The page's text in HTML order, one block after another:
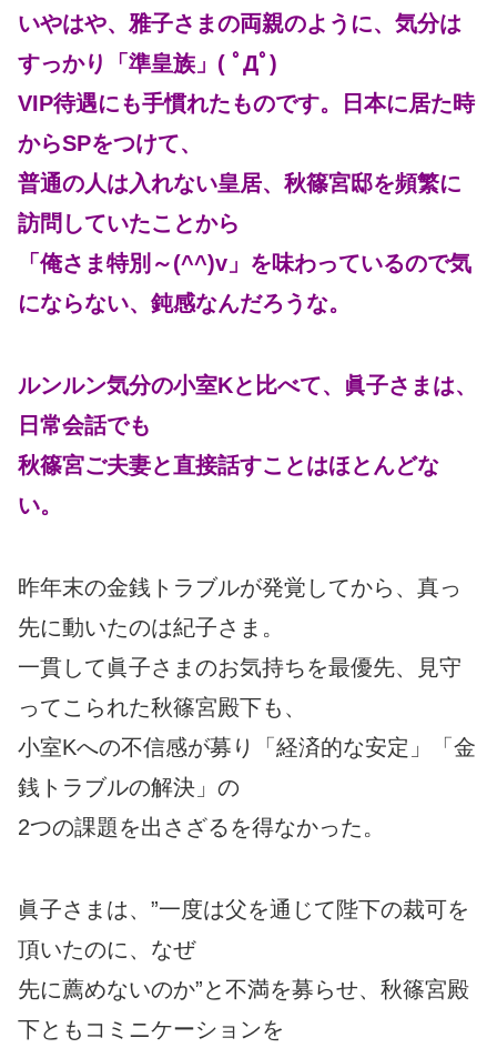
いやはや、雅子さまの両親のように、気分は
すっかり「準皇族」( ﾟДﾟ)
VIP待遇にも手慣れたものです。日本に居た時
からSPをつけて、
普通の人は入れない皇居、秋篠宮邸を頻繁に
訪問していたことから
「俺さま特別～(^^)v」を味わっているので気
にならない、鈍感なんだろうな。
ルンルン気分の小室Kと比べて、眞子さまは、
日常会話でも
秋篠宮ご夫妻と直接話すことはほとんどな
い。
昨年末の金銭トラブルが発覚してから、真っ
先に動いたのは紀子さま。
一貫して眞子さまのお気持ちを最優先、見守
ってこられた秋篠宮殿下も、
小室Kへの不信感が募り「経済的な安定」「金
銭トラブルの解決」の
2つの課題を出さざるを得なかった。
眞子さまは、”一度は父を通じて陛下の裁可を
頂いたのに、なぜ
先に薦めないのか”と不満を募らせ、秋篠宮殿
下ともコミニケーションを